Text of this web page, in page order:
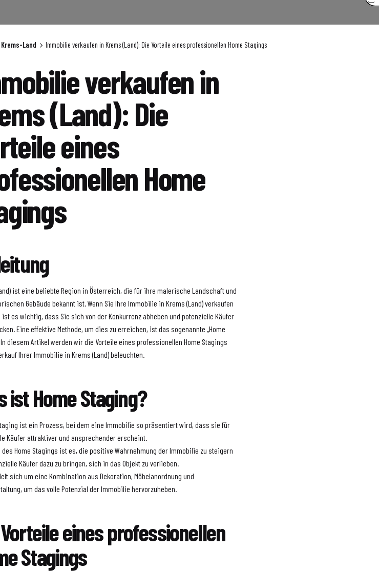
Krems-Land Immobilie verkaufen in Krems (Land): Die Vorteile eines professionellen Home Stagings
verkaufen in
(Land): Die
eines
Home
ist eine beliebte Region in Österreich, die für ihre malerische Landschaft und
Gebäude bekannt ist. Wenn Sie Ihre Immobilie in Krems (Land) verkaufen
ist es wichtig, dass Sie sich von der Konkurrenz abheben und potenzielle Käufer
Eine effektive Methode, um dies zu erreichen, ist das sogenannte „Home
In diesem Artikel werden wir die Vorteile eines professionellen Home Stagings
Ihrer Immobilie in Krems (Land) beleuchten.
ist Home Staging?
ist ein Prozess, bei dem eine Immobilie so präsentiert wird, dass sie für
Käufer attraktiver und ansprechender erscheint.
des Home Stagings ist es, die positive Wahrnehmung der Immobilie zu steigern
Käufer dazu zu bringen, sich in das Objekt zu verlieben.
sich um eine Kombination aus Dekoration, Möbelanordnung und
um das volle Potenzial der Immobilie hervorzuheben.
eines professionellen
Stagings